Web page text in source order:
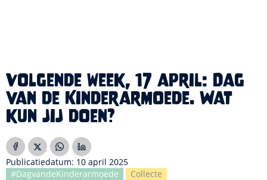
Volgende week, 17 april: Dag
van de Kinderarmoede. Wat
kun jij doen?
Publicatiedatum: 10 april 2025
#DagvandeKinderarmoede
Collecte